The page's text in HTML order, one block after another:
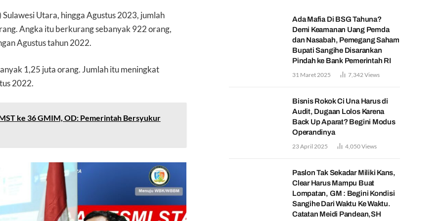
Sulawesi Utara, hingga Agustus 2023, jumlah
Angka itu berkurang sebanyak 922 orang,
Agustus tahun 2022.
1,25 juta orang. Jumlah itu meningkat
2022.
ke 36 GMIM, OD: Pemerintah Bersyukur
Ada Mafia Di BSG Tahuna?
Demi Keamanan Uang Pemda
dan Nasabah, Pemegang Saham
Bupati Sangihe Disarankan
Pindah ke Bank Pemerintah RI
31 Maret 2025 7,342 Views
Bisnis Rokok Ci Una Harus di
Audit, Dugaan Lolos Karena
Back Up Aparat? Begini Modus
Operandinya
23 April 2025 4,050Views
Paslon Tak Sekadar Miliki Kans,
Clear Harus Mampu Buat
Lompatan, GM : Begini Kondisi
Sangihe Dari Waktu Ke Waktu.
Catatan Meidi Pandean,SH